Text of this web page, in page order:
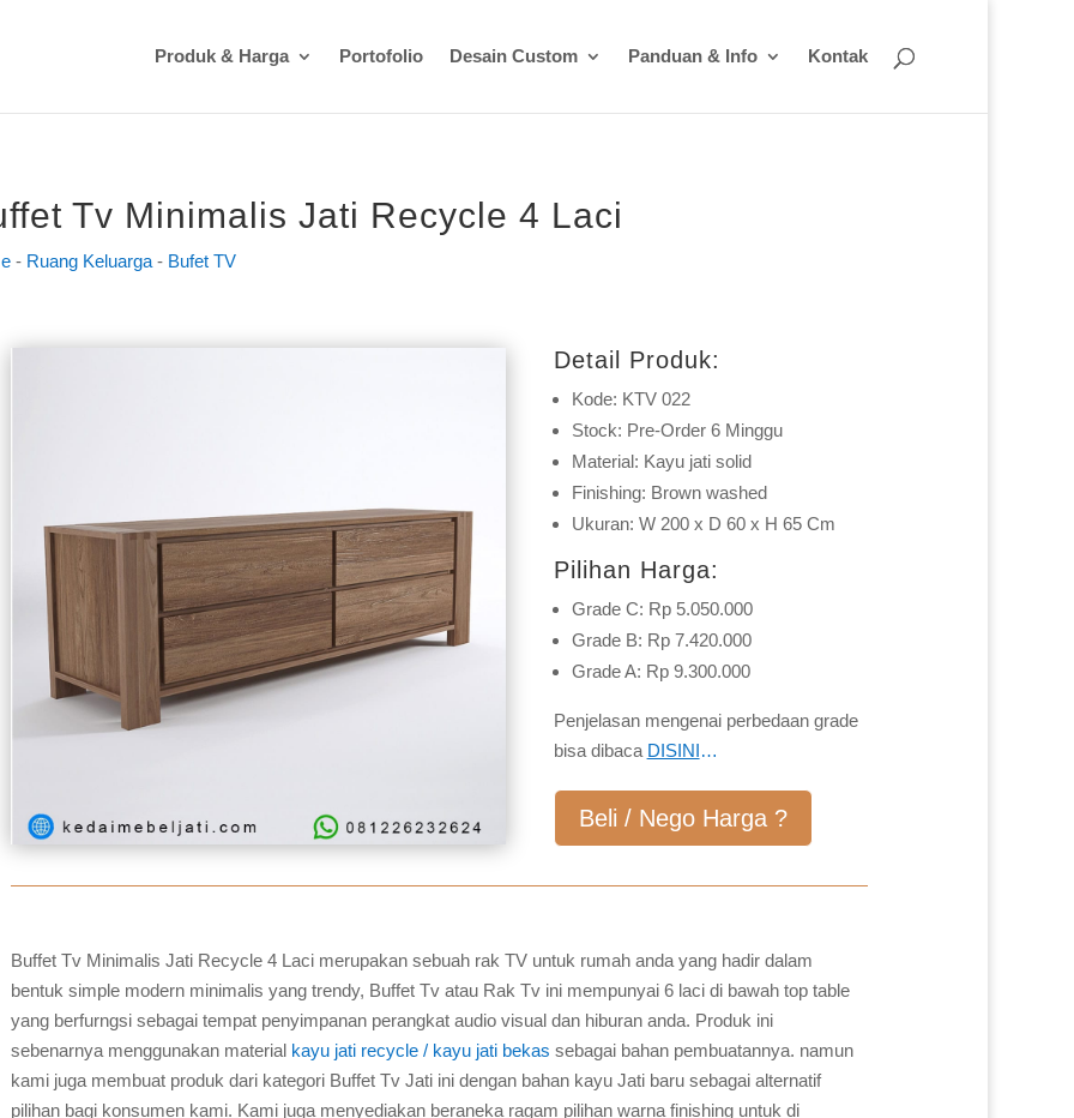
Produk & Harga Portofolio Desain Custom Panduan & Info Kontak
Tv Minimalis Jati Recycle 4 Laci
- Ruang Keluarga- Bufet TV
Detail Produk:
Kode: KTV 022
Stock: Pre-Order 6 Minggu
Material: Kayu jati solid
Finishing: Brown washed
Ukuran: W 200 x D 60 x H 65 Cm
Pilihan Harga:
Grade C: Rp 5.050.000
Grade B: Rp 7.420.000
Grade A: Rp 9.300.000
Penjelasan mengenai perbedaan grade
bisa dibaca DISINI…
Beli / Nego Harga ?
Buffet Tv Minimalis Jati Recycle 4 Laci merupakan sebuah rak TV untuk rumah anda yang hadir dalam
bentuk simple modern minimalis yang trendy, Buffet Tv atau Rak Tv ini mempunyai 6 laci di bawah top table
yang berfurngsi sebagai tempat penyimpanan perangkat audio visual dan hiburan anda. Produk ini
sebenarnya menggunakan material kayu jati recycle / kayu jati bekas sebagai bahan pembuatannya. namun
kami juga membuat produk dari kategori Buffet Tv Jati ini dengan bahan kayu Jati baru sebagai alternatif
pilihan bagi konsumen kami. Kami juga menyediakan beraneka ragam pilihan warna finishing untuk di